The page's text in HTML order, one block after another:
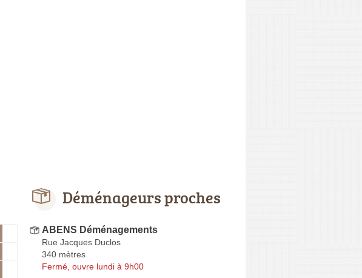
Déménageurs proches
ABENS Déménagements
Rue Jacques Duclos
340 mètres
Fermé, ouvre lundi à 9h00